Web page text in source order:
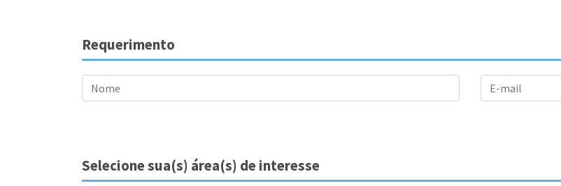
Requerimento
Selecione sua(s) área(s) de interesse